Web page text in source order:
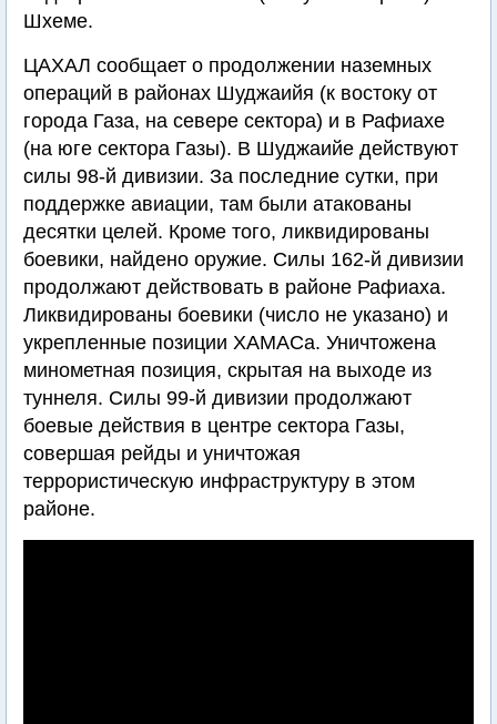
Шхеме.
ЦАХАЛ сообщает о продолжении наземных
операций в районах Шуджаийя (к востоку от
города Газа, на севере сектора) и в Рафиахе
(на юге сектора Газы). В Шуджаийе действуют
силы 98-й дивизии. За последние сутки, при
поддержке авиации, там были атакованы
десятки целей. Кроме того, ликвидированы
боевики, найдено оружие. Силы 162-й дивизии
продолжают действовать в районе Рафиаха.
Ликвидированы боевики (число не указано) и
укрепленные позиции ХАМАСа. Уничтожена
минометная позиция, скрытая на выходе из
туннеля. Силы 99-й дивизии продолжают
боевые действия в центре сектора Газы,
совершая рейды и уничтожая
террористическую инфраструктуру в этом
районе.